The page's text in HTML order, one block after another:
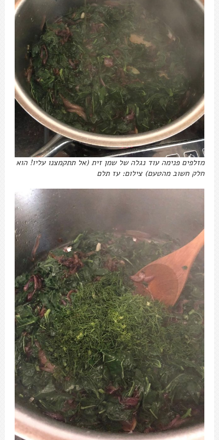
מזלפים פנימה עוד נגלה של שמן זית (אל תתקמצנו עליו! הוא
חלק חשוב מהטעם) צילום: עז תלם